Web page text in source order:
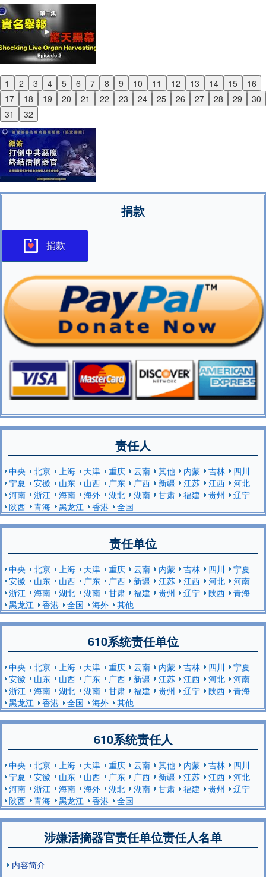
1 2 3 4 5 6 7 8 9 10 11 12 13 14 15
16
17
18 19 20 21 22 23 24 25 26 27 28 29
30
31
32
Previous
Next
捐款
捐款
责任人
中央 北京 上海 天津 重庆 云南 其他 内蒙 吉林
四川
宁夏
安徽 山东 山西 广东 广西 新疆 江苏 江西
河北
河南
浙江 海南 海外 湖北 湖南 甘肃 福建 贵州
辽宁
陕西
青海 黑龙江 香港 全国
责任单位
中央 北京 上海 天津 重庆 云南 内蒙 吉林 四川
宁夏
安徽
山东 山西 广东 广西 新疆 江苏 江西 河北
河南
浙江
海南 湖北 湖南 甘肃 福建 贵州 辽宁 陕西
青海
黑龙江
香港 全国 海外 其他
610系统责任单位
中央 北京 上海 天津 重庆 云南 内蒙 吉林 四川
宁夏
安徽
山东 山西 广东 广西 新疆 江苏 江西 河北
河南
浙江
海南 湖北 湖南 甘肃 福建 贵州 辽宁 陕西
青海
黑龙江
香港 全国 海外 其他
610系统责任人
中央 北京 上海 天津 重庆 云南 其他 内蒙 吉林
四川
宁夏
安徽 山东 山西 广东 广西 新疆 江苏 江西
河北
河南
浙江 海南 海外 湖北 湖南 甘肃 福建 贵州
辽宁
陕西
青海 黑龙江 香港 全国
涉嫌活摘器官责任单位责任人名单
内容简介